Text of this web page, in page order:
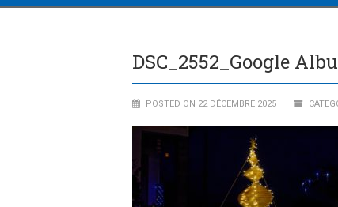
DSC_2552_Google
POSTED ON 22 DÉCEMBRE 2025